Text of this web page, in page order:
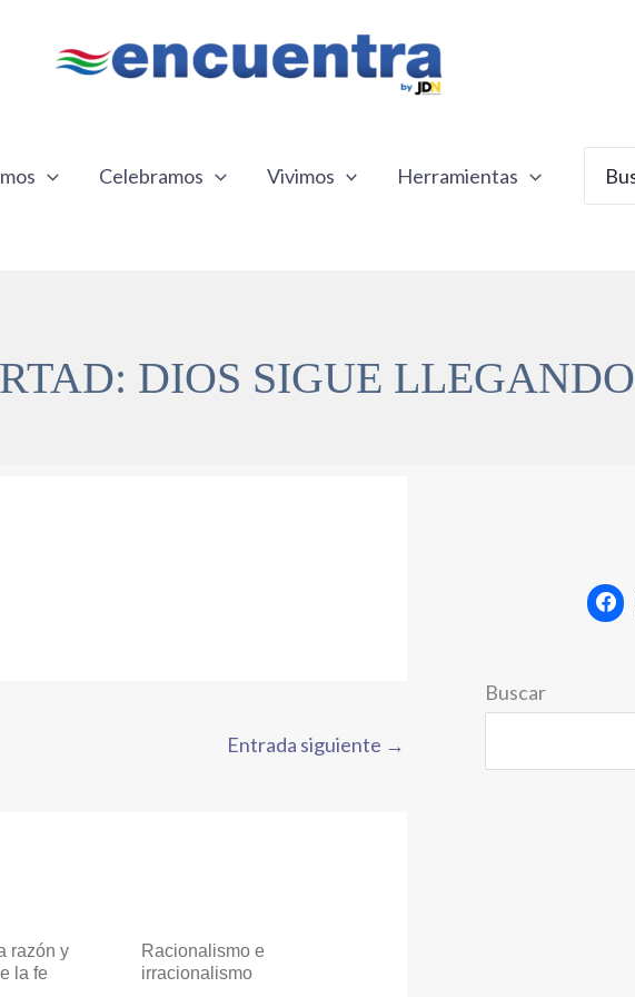
Celebramos Vivimos Herramientas
por:
DIOS SIGUE LLEGANDO
Entrada siguiente →
razón y
la fe
Racionalismo e
irracionalismo
Buscar